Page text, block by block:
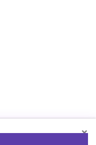
×